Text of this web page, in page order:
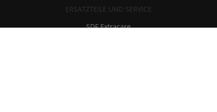
ERSATZTEILE UND SERVICE
SDF Extracare